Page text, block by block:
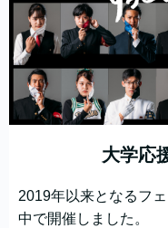
大学応
2019年以来となるフ
中で開催しました。